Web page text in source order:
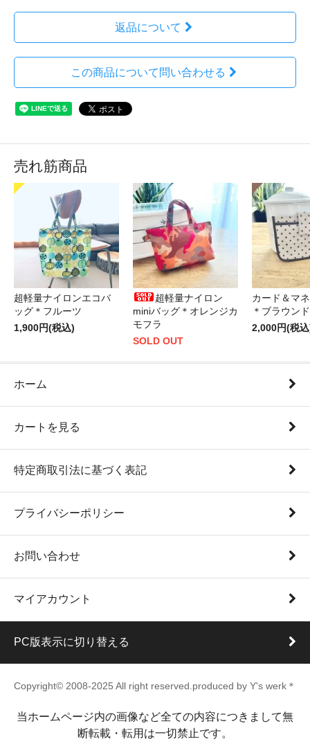
返品について
この商品について問い合わせる
売れ筋商品
超軽量ナイロンエコバ
ッグ＊フルーツ
1,900円(税込)
超軽量ナイロン
miniバッグ＊オレンジカ
モフラ
SOLD OUT
カード＆マ
＊ブラウン
2,000円(税
ホーム
カートを見る
特定商取引法に基づく表記
プライバシーポリシー
お問い合わせ
マイアカウント
PC版表示に切り替える
Copyright© 2008-2025 All right reserved.produced by Y's werk＊
当ホームページ内の画像など全ての内容につきまして無
断転載・転用は一切禁止です。